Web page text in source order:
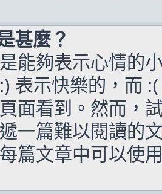
甚麼？
能夠表示心情的
表示快樂的，而
面看到。然而，
一篇難以閱讀的
篇文章中可以使